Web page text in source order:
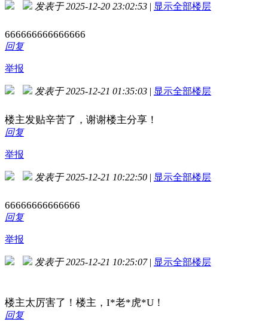
发表于 2025-12-20 23:02:53 | 显示全部楼层
666666666666666
回复
举报
发表于 2025-12-21 01:35:03 | 显示全部楼层
楼主发贴辛苦了，谢谢楼主分享！
回复
举报
发表于 2025-12-21 10:22:50 | 显示全部楼层
66666666666666
回复
举报
发表于 2025-12-21 10:25:07 | 显示全部楼层
楼主太厉害了！楼主，I*老*虎*U！
回复